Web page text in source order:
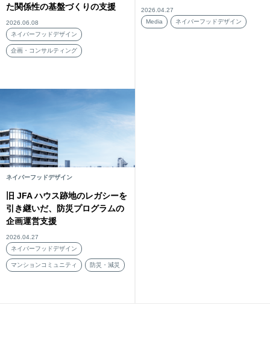
た関係性の基盤づくりの支援
2026.06.08
ネイバーフッドデザイン
企画・コンサルティング
2026.04.27
Media
ネイバーフッドデザイン
ネイバーフッドデザイン
旧 JFA ハウス跡地のレガシーを
引き継いだ、防災プログラムの
企画運営支援
2026.04.27
ネイバーフッドデザイン
マンションコミュニティ 防災・減災